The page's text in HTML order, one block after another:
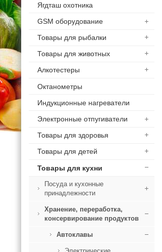
Ягдташ охотника
GSM оборудование
Товары для рыбалки
Товары для животных
Алкотестеры
Октанометры
Индукционные нагреватели
Электронные отпугиватели
Товары для здоровья
Товары для детей
Товары для кухни
Посуда и кухонные
принадлежности
Хранение, переработка,
консервирование продуктов
Автоклавы